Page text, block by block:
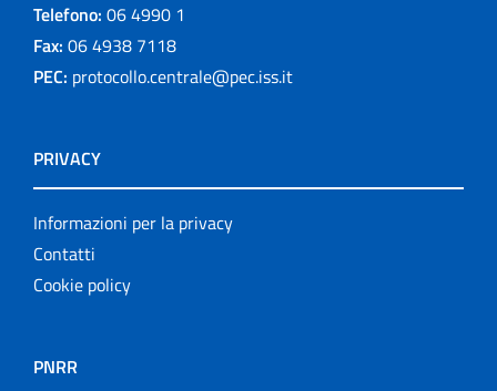
Telefono: 06 4990 1
Fax: 06 4938 7118
PEC: protocollo.centrale@pec.iss.it
PRIVACY
Informazioni per la privacy
Contatti
Cookie policy
PNRR